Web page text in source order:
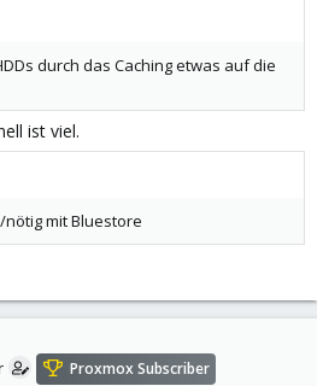
durch das Caching etwas auf die
ist viel.
mit Bluestore
Proxmox Subscriber